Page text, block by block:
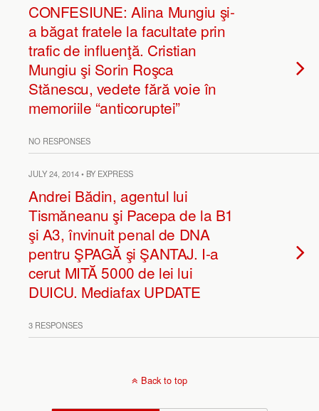
CONFESIUNE: Alina Mungiu şi-
a băgat fratele la facultate prin
trafic de influenţă. Cristian
Mungiu şi Sorin Roşca
Stănescu, vedete fără voie în
memoriile “anticoruptei”
NO RESPONSES
JULY 24, 2014 • BY EXPRESS
Andrei Bădin, agentul lui
Tismăneanu şi Pacepa de la B1
şi A3, învinuit penal de DNA
pentru ŞPAGĂ şi ŞANTAJ. I-a
cerut MITĂ 5000 de lei lui
DUICU. Mediafax UPDATE
3 RESPONSES
Back to top